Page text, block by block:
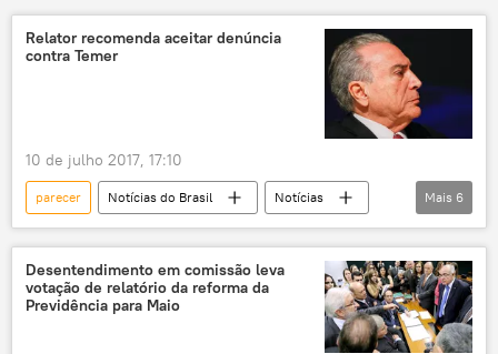
Relator recomenda aceitar denúncia
contra Temer
10 de julho 2017, 17:10
parecer Notícias do Brasil
Notícias
Michel Temer
Sergio Zveiter
leitura
denúncia
acusação Defesa
Mais 6
Desentendimento em comissão leva
votação de relatório da reforma da
Previdência para Maio